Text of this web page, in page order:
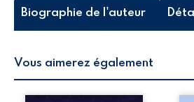
Biographie de l'auteur
Vous aimerez également